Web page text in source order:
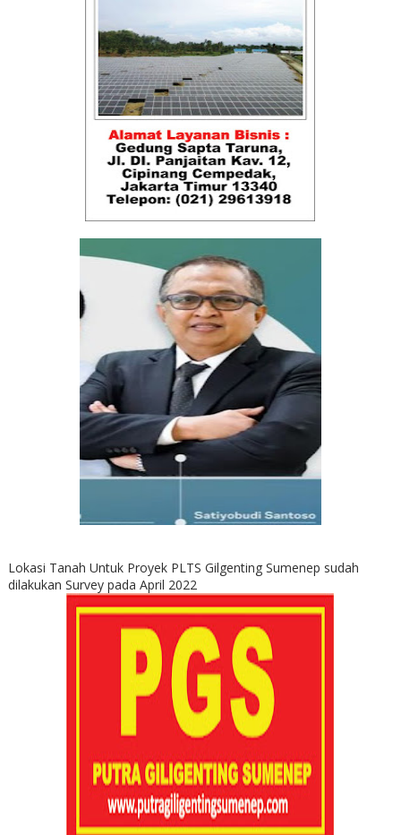
Lokasi Tanah Untuk Proyek PLTS Gilgenting Sumenep sudah
dilakukan Survey pada April 2022